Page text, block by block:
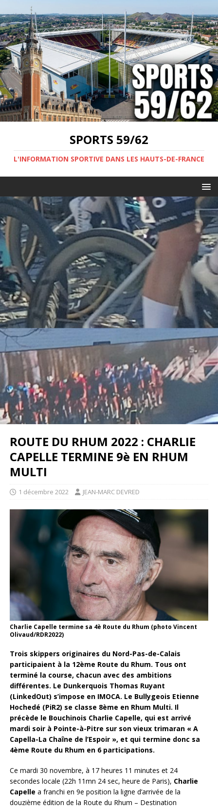
SPORTS 59/62
L'INFORMATION SPORTIVE DANS LES HAUTS-DE-FRANCE
ROUTE DU RHUM 2022 : CHARLIE
CAPELLE TERMINE 9è EN RHUM
MULTI
1 décembre 2022 JEAN-MARC DEVRED
Charlie Capelle termine sa 4è Route du Rhum (photo Vincent
Olivaud/RDR2022)
Trois skippers originaires du Nord-Pas-de-Calais
participaient à la 12ème Route du Rhum. Tous ont
terminé la course, chacun avec des ambitions
différentes. Le Dunkerquois Thomas Ruyant
(LinkedOut) s’impose en IMOCA. Le Bullygeois Etienne
Hochedé (PiR2) se classe 8ème en Rhum Multi. Il
précède le Bouchinois Charlie Capelle, qui est arrivé
mardi soir à Pointe-à-Pitre sur son vieux trimaran « A
Capella-La Chaîne de l’Espoir », et qui termine donc sa
4ème Route du Rhum en 6 participations.
Ce mardi 30 novembre, à 17 heures 11 minutes et 24
secondes locale (22h 11mn 24 sec, heure de Paris), Charlie
Capelle a franchi en 9e position la ligne d’arrivée de la
douzième édition de la Route du Rhum – Destination